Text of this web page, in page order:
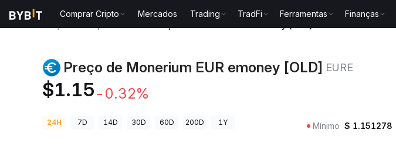
Comprar Cripto Mercados Trading TradFi Ferramentas Finanças
Preço de Monerium EUR emoney [OLD] EURE
$1.15 -0.32%
24H 7D 14D 30D 60D 200D 1Y Mínimo $ 1.151278